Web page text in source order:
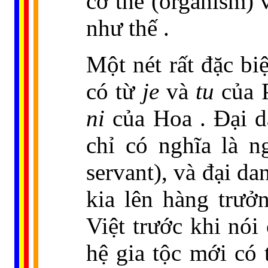
như thế .
Một nét rất đặc
có từ je và tu của
ni của Hoa . Đại
chỉ có nghĩa là
servant), và đại
kia lên hàng
Việt trước khi nói
hệ gia tộc mới có